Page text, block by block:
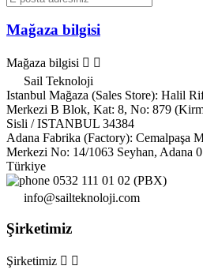
Mağaza bilgisi
Mağaza bilgisi  
Sail Teknoloji
Istanbul Mağaza (Sales Store): Halil
Merkezi B Blok, Kat: 8, No: 879
Sisli / ISTANBUL 34384
Adana Fabrika (Factory): Cemalpaşa
Merkezi No: 14/1063 Seyhan, Adana
Türkiye
0532 111 01 02 (PBX)
info@sailteknoloji.com
Şirketimiz
Şirketimiz  